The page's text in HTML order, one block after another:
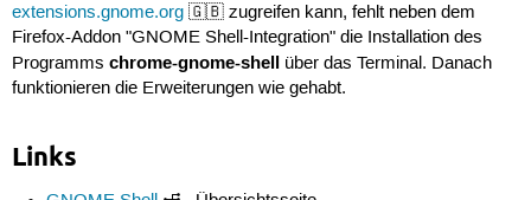
extensions.gnome.org🇬🇧 zugreifen kann, fehlt neben dem
Firefox-Addon "GNOME Shell-Integration" die Installation des
Programms chrome-gnome-shell über das Terminal. Danach
funktionieren die Erweiterungen wie gehabt.
Links